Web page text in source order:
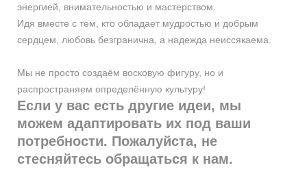
энергией, внимательностью и мастерством.
Идя вместе с тем, кто обладает мудростью и добрым
сердцем, любовь безгранична, а надежда неиссякаема.
Мы не просто создаём восковую фигуру, но и
распространяем определённую культуру!
Если у вас есть другие идеи, мы
можем адаптировать их под ваши
потребности. Пожалуйста, не
стесняйтесь обращаться к нам.